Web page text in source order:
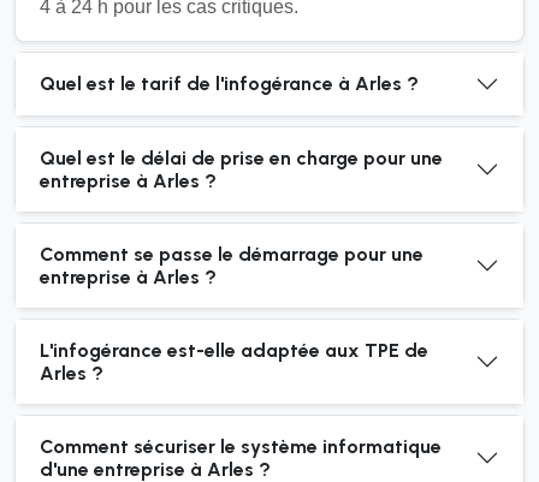
4 à 24 h pour les cas critiques.
Quel est le tarif de l'infogérance à Arles ?
Quel est le délai de prise en charge pour une
entreprise à Arles ?
Comment se passe le démarrage pour une
entreprise à Arles ?
L'infogérance est-elle adaptée aux TPE de
Arles ?
Comment sécuriser le système informatique
d'une entreprise à Arles ?